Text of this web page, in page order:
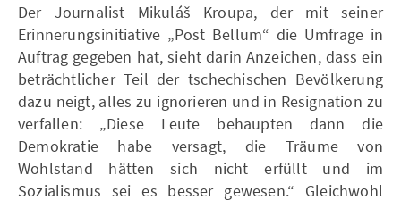
Der Journalist Mikuláš Kroupa, der mit seiner
Erinnerungsinitiative „Post Bellum“ die Umfrage in
Auftrag gegeben hat, sieht darin Anzeichen, dass ein
beträchtlicher Teil der tschechischen Bevölkerung
dazu neigt, alles zu ignorieren und in Resignation zu
verfallen: „Diese Leute behaupten dann die
Demokratie habe versagt, die Träume von
Wohlstand hätten sich nicht erfüllt und im
Sozialismus sei es besser gewesen.“ Gleichwohl